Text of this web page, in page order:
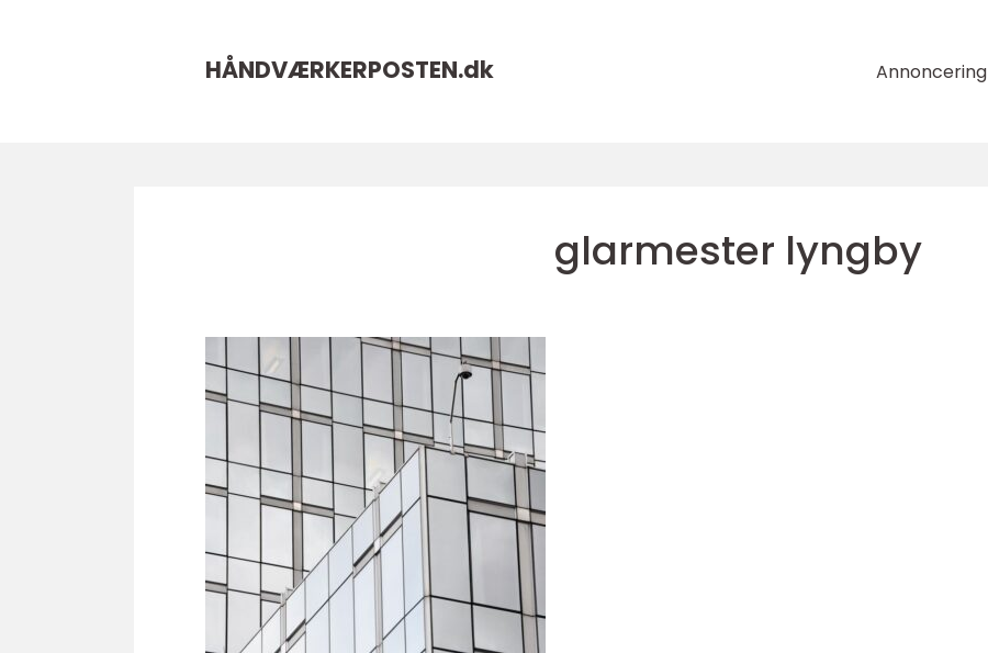
HÅNDVÆRKERPOSTEN.dk Annoncering
glarmester lyngby